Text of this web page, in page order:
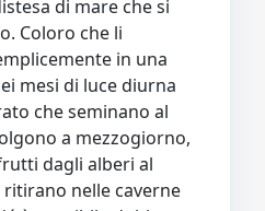
di mare che si
Coloro che li
in una
mesi di luce diurna
che seminano al
a mezzogiorno,
dagli alberi al
nelle caverne